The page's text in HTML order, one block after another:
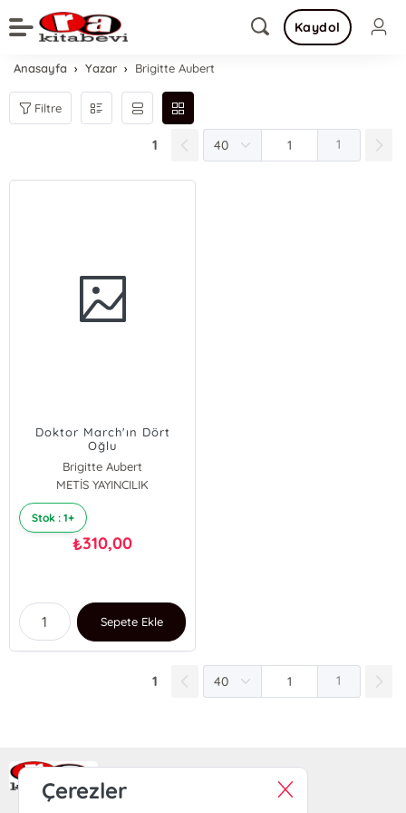
Kaydol
Anasayfa Yazar Brigitte Aubert
Filtre
1 1
Doktor March'ın Dört
Oğlu
Brigitte Aubert
METİS YAYINCILIK
Stok : 1+
₺310,00
Sepete Ekle
1 1
Ra Yayın Kitabevi
Çerezler